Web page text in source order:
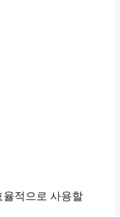
율적으로 사용할